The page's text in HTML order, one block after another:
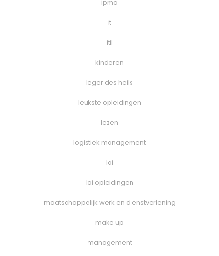
ipma
it
itil
kinderen
leger des heils
leukste opleidingen
lezen
logistiek management
loi
loi opleidingen
maatschappelijk werk en dienstverlening
make up
management